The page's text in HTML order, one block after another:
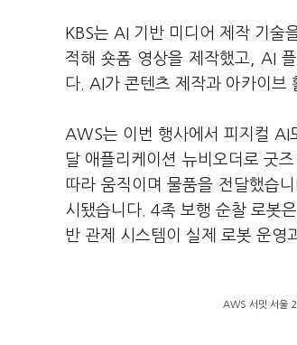
KBS는 AI 기반 미디어 제작 기술
적해 숏폼 영상을 제작했고, AI
다. AI가 콘텐츠 제작과 아카이브
AWS는 이번 행사에서 피지컬 AI
달 애플리케이션 뉴비오더로 굿
따라 움직이며 물품을 전달했습
시됐습니다. 4족 보행 순찰 로봇
반 관제 시스템이 실제 로봇 운영
AWS 서밋 서울